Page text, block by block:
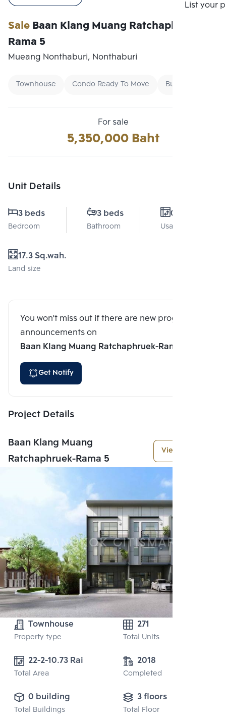
List your
SaleBaan Klang Muang Ratchaphruek-
Rama 5
Mueang Nonthaburi, Nonthaburi
Townhouse Condo Ready To Move Buy
For sale
5,350,000 Baht
Unit Details
3 beds
Bedroom
3 beds
Bathroom
0 Sq.m.
Usable area
17.3 Sq.wah.
Land size
You won't miss out if there are new program
announcements on
Baan Klang Muang Ratchaphruek-Rama 5
Get Notify
Project Details
Baan Klang Muang
Ratchaphruek-Rama 5
View More
Townhouse
Property type
271
Total Units
22-2-10.73 Rai
Total Area
2018
Completed
0 building
Total Buildings
3 floors
Total Floor